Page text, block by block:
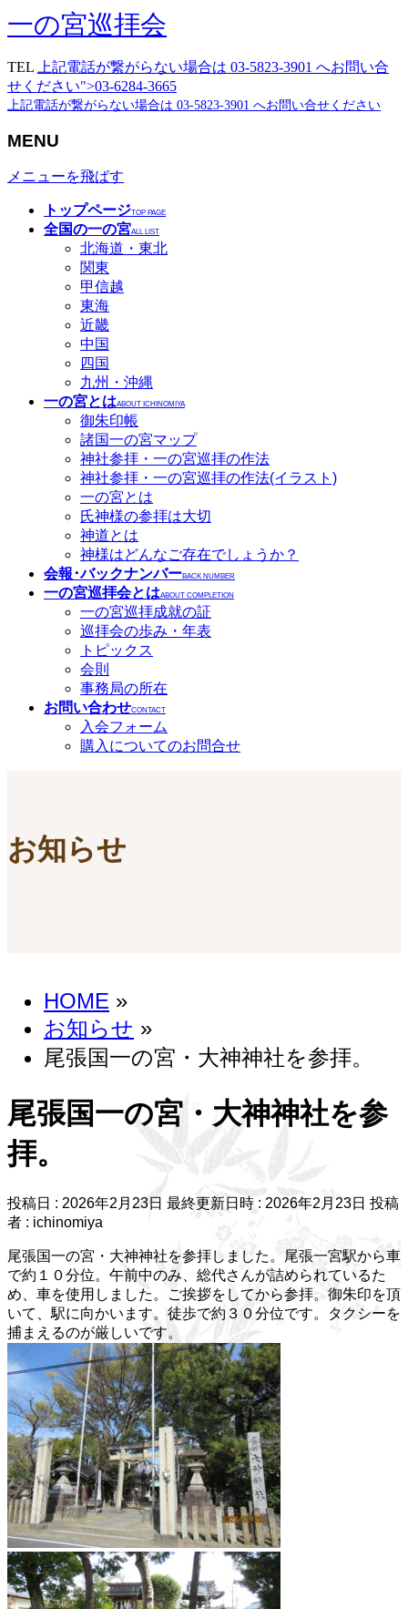
一の宮巡拝会
TEL
上記電話が繋がらない場合は 03-5823-3901 へお問い合
せください">03-6284-3665
上記電話が繋がらない場合は 03-5823-3901 へお問い合せください
MENU
メニューを飛ばす
トップページTOP PAGE
全国の一の宮ALL LIST
北海道・東北
関東
甲信越
東海
近畿
中国
四国
九州・沖縄
一の宮とはABOUT ICHINOMIYA
御朱印帳
諸国一の宮マップ
神社参拝・一の宮巡拝の作法
神社参拝・一の宮巡拝の作法(イラスト)
一の宮とは
氏神様の参拝は大切
神道とは
神様はどんなご存在でしょうか？
会報･バックナンバーBACK NUMBER
一の宮巡拝会とはABOUT COMPLETION
一の宮巡拝成就の証
巡拝会の歩み・年表
トピックス
会則
事務局の所在
お問い合わせCONTACT
入会フォーム
購入についてのお問合せ
お知らせ
HOME »
お知らせ »
尾張国一の宮・大神神社を参拝。
尾張国一の宮・大神神社を参
拝。
投稿日 : 2026年2月23日 最終更新日時 : 2026年2月23日 投稿
者 : ichinomiya
尾張国一の宮・大神神社を参拝しました。尾張一宮駅から車
で約１０分位。午前中のみ、総代さんが詰められているた
め、車を使用しました。ご挨拶をしてから参拝。御朱印を頂
いて、駅に向かいます。徒歩で約３０分位です。タクシーを
捕まえるのが厳しいです。